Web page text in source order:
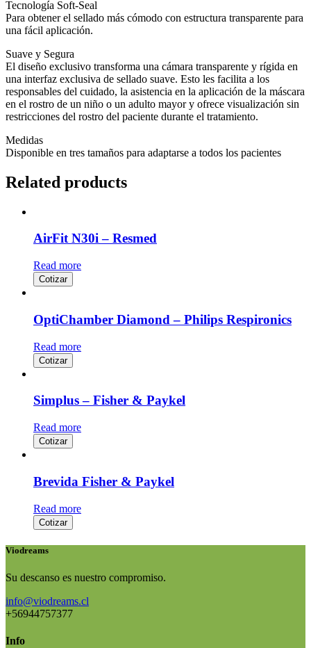
Tecnología Soft-Seal
Para obtener el sellado más cómodo con estructura transparente para
una fácil aplicación.
Suave y Segura
El diseño exclusivo transforma una cámara transparente y rígida en
una interfaz exclusiva de sellado suave. Esto les facilita a los
responsables del cuidado, la asistencia en la aplicación de la máscara
en el rostro de un niño o un adulto mayor y ofrece visualización sin
restricciones del rostro del paciente durante el tratamiento.
Medidas
Disponible en tres tamaños para adaptarse a todos los pacientes
Related products
AirFit N30i – Resmed
Read more
Cotizar
OptiChamber Diamond – Philips Respironics
Read more
Cotizar
Simplus – Fisher & Paykel
Read more
Cotizar
Brevida Fisher & Paykel
Read more
Cotizar
Viodreams
Su descanso es nuestro compromiso.
info@viodreams.cl
+56944757377
Info